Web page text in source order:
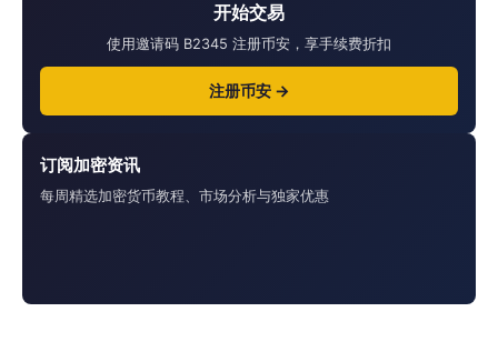
开始交易
使用邀请码 B2345 注册币安，享手续费折扣
注册币安 →
订阅加密资讯
每周精选加密货币教程、市场分析与独家优惠